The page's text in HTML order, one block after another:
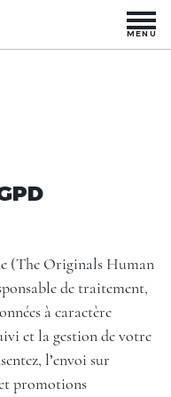
MENU
(The Originals Human
de traitement,
à caractère
et la gestion de votre
l’envoi sur
et promotions